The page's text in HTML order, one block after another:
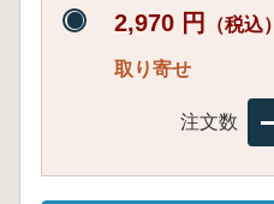
2,970 円 （税込）
取り寄せ
注文数